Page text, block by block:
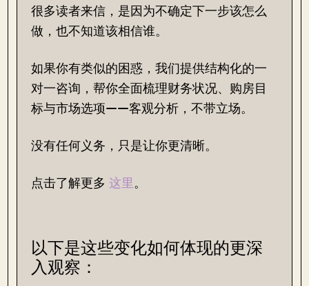
很多读者来信，是因为不确定下一步该怎么
做，也不知道该相信谁。
如果你有类似的困惑，我们提供结构化的一
对一咨询，帮你全面梳理财务状况、购房目
标与市场选项——客观分析，不带立场。
没有任何义务，只是让你更清晰。
点击了解更多这里。
以下是这些变化如何体现的更深
入观察：